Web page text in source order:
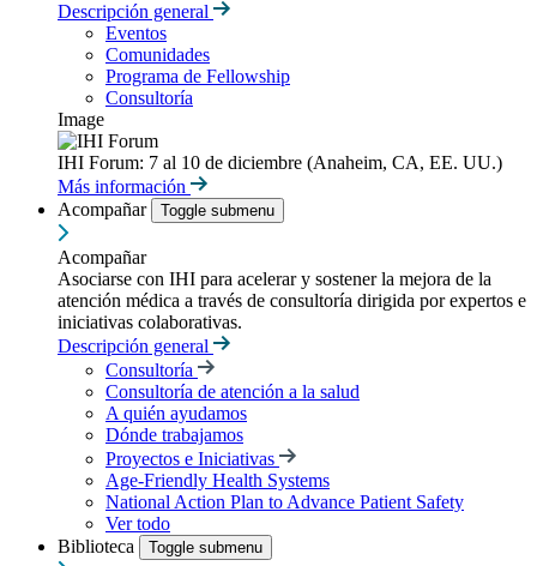
Descripción general
Eventos
Comunidades
Programa de Fellowship
Consultoría
Image
IHI Forum: 7 al 10 de diciembre (Anaheim, CA, EE. UU.)
Más información
Acompañar
Toggle submenu
Acompañar
Asociarse con IHI para acelerar y sostener la mejora de la
atención médica a través de consultoría dirigida por expertos e
iniciativas colaborativas.
Descripción general
Consultoría
Consultoría de atención a la salud
A quién ayudamos
Dónde trabajamos
Proyectos e Iniciativas
Age-Friendly Health Systems
National Action Plan to Advance Patient Safety
Ver todo
Biblioteca
Toggle submenu